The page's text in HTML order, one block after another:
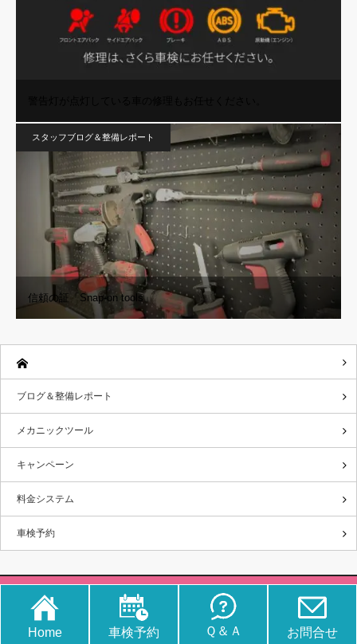
スタッフブログ＆整備レポート
信頼の証「Snap-on tools」
ブログ＆整備レポート
メカニックツール
キャンペーン
料金システム
車検予約
Copyright © さくら車検‐ブログ＆整備レポートAll rights reserved.
Home 車検予約 Ｑ＆Ａ お問合せ